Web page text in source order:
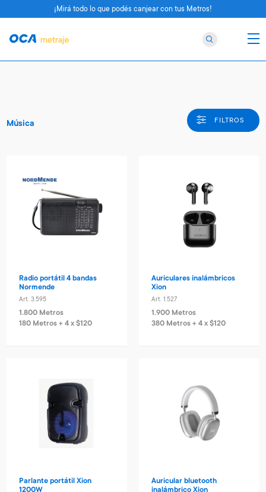
Música FILTROS
Radio portátil 4 bandas
Normende
Art. 3.595
1.800 Metros
180 Metros + 4 x $120
Auriculares inalámbricos
Xion
Art. 1.527
1.900 Metros
380 Metros + 4 x $120
Parlante portátil Xion
1200W
Auricular bluetooth
inalámbrico Xion
¡Mirá todo lo que podés canjear con tus Metros!